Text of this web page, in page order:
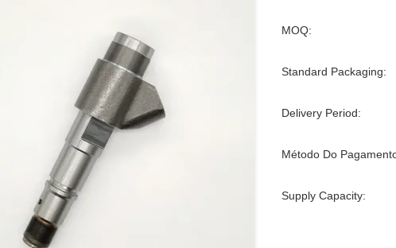
MOQ:
Standard Packaging:
Delivery Period:
Método Do
Supply Capacity: